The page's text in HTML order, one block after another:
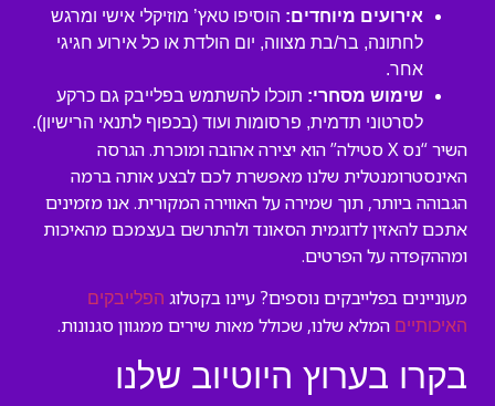
אירועים מיוחדים: הוסיפו טאץ’ מוזיקלי אישי ומרגש
לחתונה, בר/בת מצווה, יום הולדת או כל אירוע חגיגי
אחר.
שימוש מסחרי: תוכלו להשתמש בפלייבק גם כרקע
לסרטוני תדמית, פרסומות ועוד (בכפוף לתנאי הרישיון).
השיר “נס X סטילה” הוא יצירה אהובה ומוכרת. הגרסה
האינסטרומנטלית שלנו מאפשרת לכם לבצע אותה ברמה
הגבוהה ביותר, תוך שמירה על האווירה המקורית. אנו מזמינים
אתכם להאזין לדוגמית הסאונד ולהתרשם בעצמכם מהאיכות
ומההקפדה על הפרטים.
מעוניינים בפלייבקים נוספים? עיינו בקטלוג הפלייבקים
האיכותיים המלא שלנו, שכולל מאות שירים ממגוון סגנונות.
בקרו בערוץ היוטיוב שלנו